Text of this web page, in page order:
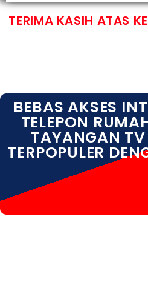
TERIMA KASIH ATAS
BEBAS AKSES
TELEPON
TAYANGAN
TERPOPULER